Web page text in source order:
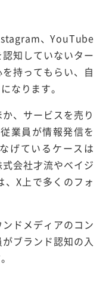
、YouTube
知していないター
持ってもらい、自
なります。
、サービスを売り
業員が情報発信を
げているケースは
会社才流やベイジ
X上で多くのフォ
ドメディアのコン
ブランド認知の入